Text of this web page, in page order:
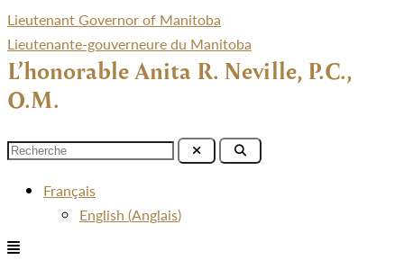
Lieutenant Governor of Manitoba
Lieutenante-gouverneure du Manitoba
L’honorable Anita R. Neville, P.C.,
O.M.
Menu
Français
English (Anglais)
Menu